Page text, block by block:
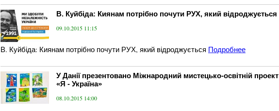
В. Куйбіда: Киянам потрібно почути РУХ, який відроджується
09.10.2015 11:15
В. Куйбіда: Киянам потрібно почути РУХ, який відроджується Подробнее
У Данії презентовано Міжнародний мистецько-освітній проект
«Я - Україна»
08.10.2015 14:00